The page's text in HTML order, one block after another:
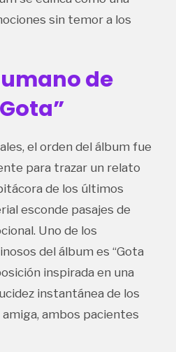
sin temor a los
de
el orden del álbum fue
para trazar un relato
de los últimos
esconde pasajes de
Uno de los
del álbum es “Gota
inspirada en una
instantánea de los
ambos pacientes